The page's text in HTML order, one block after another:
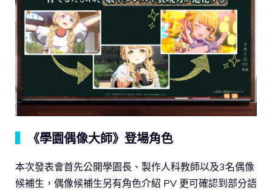
《學園偶像大師》登場角色
本次發表會首先公開學園長、製作人科教師以及3名偶像
候補生，偶像候補生另有角色介紹 PV 更可確認到部分語